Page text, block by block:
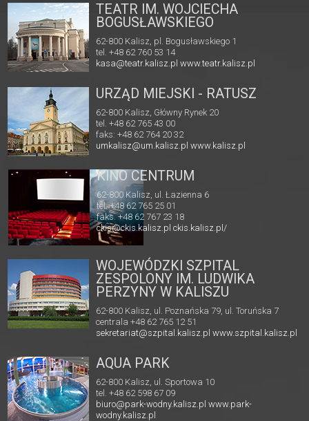
TEATR IM. WOJCIECHA
BOGUSŁAWSKIEGO
62-800 Kalisz, pl. Bogusławskiego 1
tel. +48 62 760 53 14
kasa@teatr.kalisz.pl www.teatr.kalisz.pl
URZĄD MIEJSKI - RATUSZ
62-800 Kalisz, Główny Rynek 20
tel. +48 62 765 43 00
faks: +48 62 764 20 32
umkalisz@um.kalisz.plwww.kalisz.pl
KINO CENTRUM
62-800 Kalisz, ul. Łazienna 6
tel. +48 62 765 25 01
faks. +48 62 767 23 18
ckis@ckis.kalisz.pl ckis.kalisz.pl/
WOJEWÓDZKI SZPITAL
ZESPOLONY IM. LUDWIKA
PERZYNY W KALISZU
62-800 Kalisz, ul. Poznańska 79, ul. Toruńska 7
centrala +48 62 765 12 51
sekretariat@szpital.kalisz.pl www.szpital.kalisz.pl
AQUA PARK
62-800 Kalisz, ul. Sportowa 10
tel. +48 62 598 67 09
biuro@park-wodny.kalisz.pl www.park-
wodny.kalisz.pl